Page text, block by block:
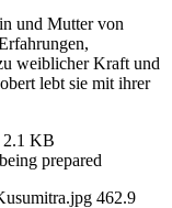
und Mutter von
weiblicher Kraft und
lebt sie mit ihrer
2.1 KB
prepared
462.9